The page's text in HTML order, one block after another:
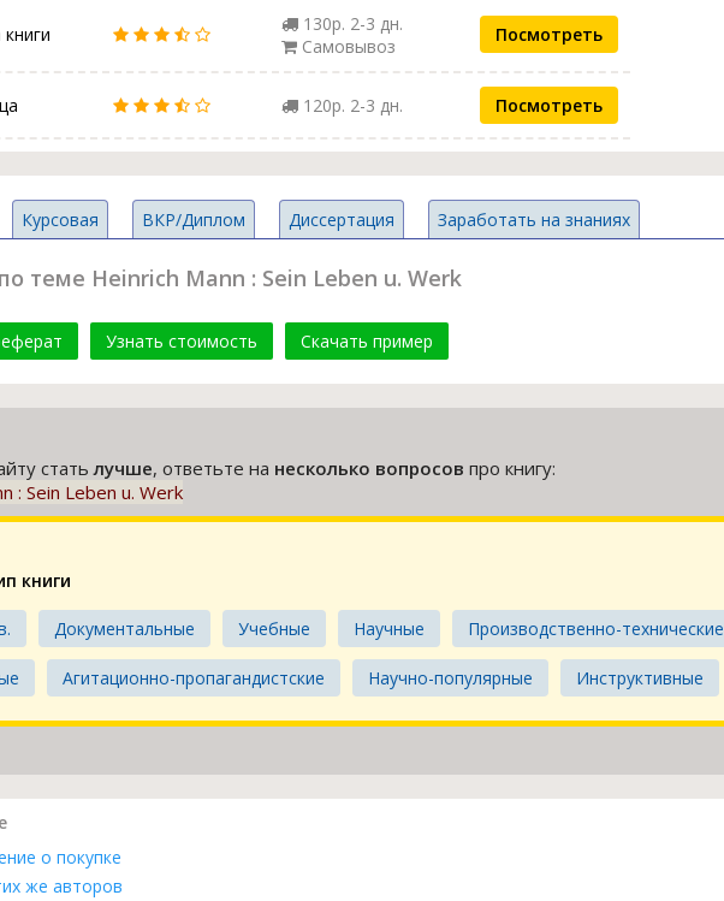
130р. 2-3 дн.
Самовывоз
Посмотреть
120р. 2-3 дн. Посмотреть
Курсовая ВКР/Диплом Диссертация Заработать на знаниях
теме Heinrich Mann : Sein Leben u. Werk
Узнать стоимость Скачать пример
статьлучше, ответьте на несколько вопросов про книгу:
: Sein Leben u. Werk
книги
Документальные Учебные Научные Производственно-технические
Агитационно-пропагандистские Научно-популярные Инструктивные
о покупке
же авторов